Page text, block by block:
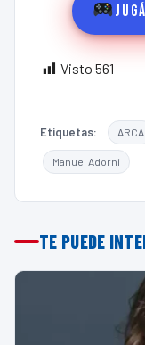
Visto 561
Etiquetas: ARCA
Manuel Adorni
TE PUEDE